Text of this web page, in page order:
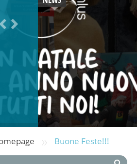
» Buone Feste!!!